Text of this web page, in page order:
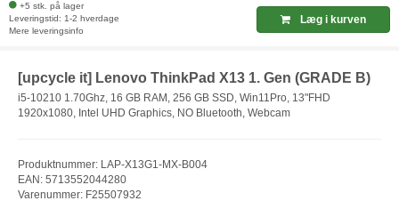
+5 stk. på lager
Leveringstid: 1-2 hverdage
Mere leveringsinfo
Læg i kurven
[upcycle it] Lenovo ThinkPad X13 1. Gen (GRADE B)
i5-10210 1.70Ghz, 16 GB RAM, 256 GB SSD, Win11Pro, 13"FHD
1920x1080, Intel UHD Graphics, NO Bluetooth, Webcam
Produktnummer: LAP-X13G1-MX-B004
EAN: 5713552044280
Varenummer: F25507932